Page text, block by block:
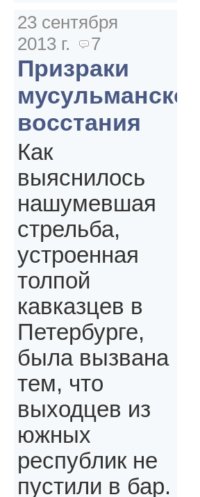
23 сентября
2013 г.
7
Призраки
мусульманского
восстания
Как
выяснилось
нашумевшая
стрельба,
устроенная
толпой
кавказцев в
Петербурге,
была вызвана
тем, что
выходцев из
южных
республик не
пустили в бар.